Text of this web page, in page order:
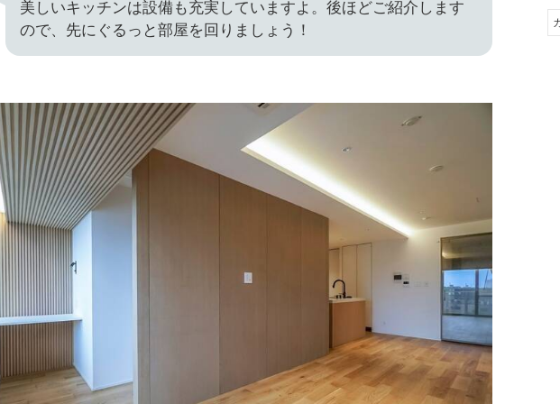
美しいキッチンは設備も充実していますよ。後ほどご紹介します
ので、先にぐるっと部屋を回りましょう！